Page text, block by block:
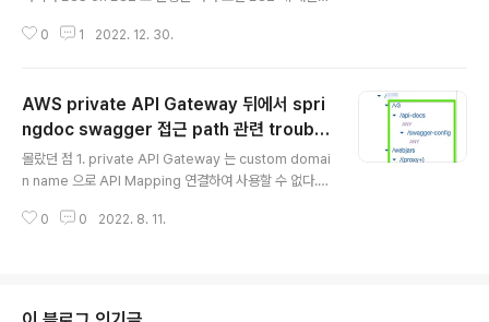
그렇게 쓰고 있다. 그러나 통신사에서 주는 공유기는 WOL
n EC2 로 운영하고 있는 상황에서 새로운 ECS task 를
와 같이 오류가 발생하며 task 가 실행되지 않는 이슈가 생
길 수 있다. 이는 EC2 의 용량이 꽉 차서 생기는 문제일 확
률이 매우 높으며, 아래와 같이 해결할 수 있다. 1. 주기적으
로 docker prune 을 한다. - EC2 를 launch 하는 데 사
용되는 LaunchTempla..
0 1 2022. 12. 30.
AWS private API Gateway 뒤에서 spri
ngdoc swagger 접근 path 관련 trouble
shooting
몰랐던 점 1. private API Gateway 는 custom domai
n name 으로 API Mapping 연결하여 사용할 수 없다.
argetGroup 을 둬서 연결하는 workaround 가 있기는
프라 구성을 하는 것이 매우 over engineering 이라고
0 0 2022. 8. 11.